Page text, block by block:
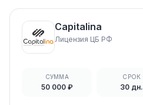
Capitalina
Лицензия ЦБ РФ
СУММА
50 000 ₽
СРОК
30 дн.